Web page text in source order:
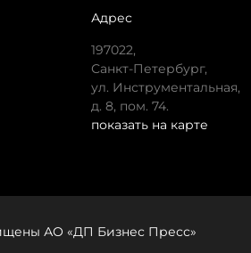
Адрес
197022,
Санкт-Петербург,
ул. Инструментальная,
д. 8, пом. 74.
показать на карте
АО «ДП Бизнес Пресс»